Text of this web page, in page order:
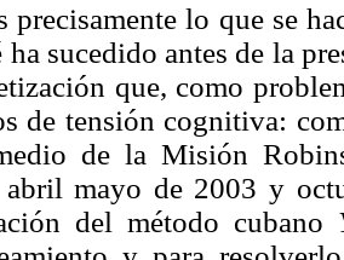
precisamente lo que se
ha sucedido antes de la
que, como
de tensión cognitiva:
de la Misión
abril mayo de 2003 y
del método cubano